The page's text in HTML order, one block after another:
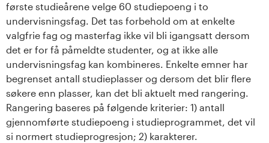
t
e
t
e
t
første studieårene velge 60 studiepoeng i to
undervisningsfag. Det tas forbehold om at enkelte
valgfrie fag og masterfag ikke vil bli igangsatt dersom
det er for få påmeldte studenter, og at ikke alle
undervisningsfag kan kombineres. Enkelte emner har
begrenset antall studieplasser og dersom det blir flere
søkere enn plasser, kan det bli aktuelt med rangering.
Rangering baseres på følgende kriterier: 1) antall
gjennomførte studiepoeng i studieprogrammet, det vil
si normert studieprogresjon; 2) karakterer.